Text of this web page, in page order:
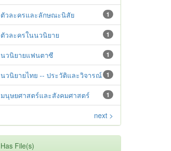
1
ตัวละครและลักษณะนิสัย
1
ตัวละครในนวนิยาย
1
นวนิยายแฟนตาซี
1
นวนิยายไทย -- ประวัติและวิจารณ์
1
มนุษยศาสตร์และสังคมศาสตร์
next >
Has File(s)